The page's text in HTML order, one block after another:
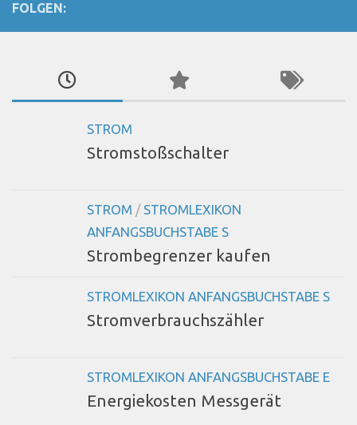
FOLGEN:
STROM
Stromstoßschalter
STROM / STROMLEXIKON
ANFANGSBUCHSTABE S
Strombegrenzer kaufen
STROMLEXIKON ANFANGSBUCHSTABE S
Stromverbrauchszähler
STROMLEXIKON ANFANGSBUCHSTABE E
Energiekosten Messgerät